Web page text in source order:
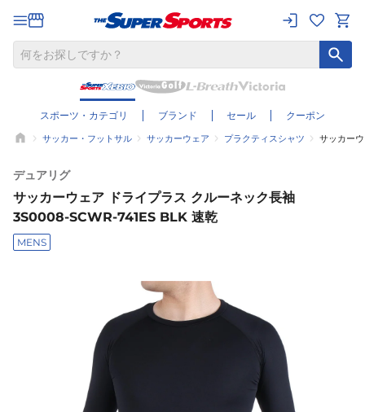
スポーツ・カテゴリ ブランド セール クーポン
サッカー・フットサル サッカーウェア プラクティスシャツ サッカー
デュアリグ
サッカーウェア ドライプラス クルーネック長袖
3S0008-SCWR-741ES BLK 速乾
MENS